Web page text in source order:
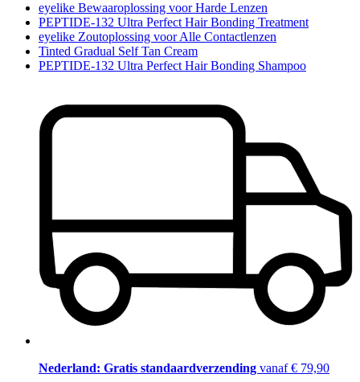
eyelike Bewaaroplossing voor Harde Lenzen
PEPTIDE-132 Ultra Perfect Hair Bonding Treatment
eyelike Zoutoplossing voor Alle Contactlenzen
Tinted Gradual Self Tan Cream
PEPTIDE-132 Ultra Perfect Hair Bonding Shampoo
Nederland: Gratis standaardverzending vanaf € 79,90